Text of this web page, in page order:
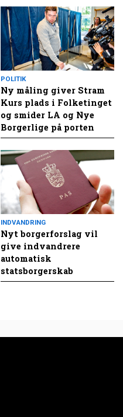
POLITIK
Ny måling giver Stram
Kurs plads i Folketinget
og smider LA og Nye
Borgerlige på porten
INDVANDRING
Nyt borgerforslag vil
give indvandrere
automatisk
statsborgerskab